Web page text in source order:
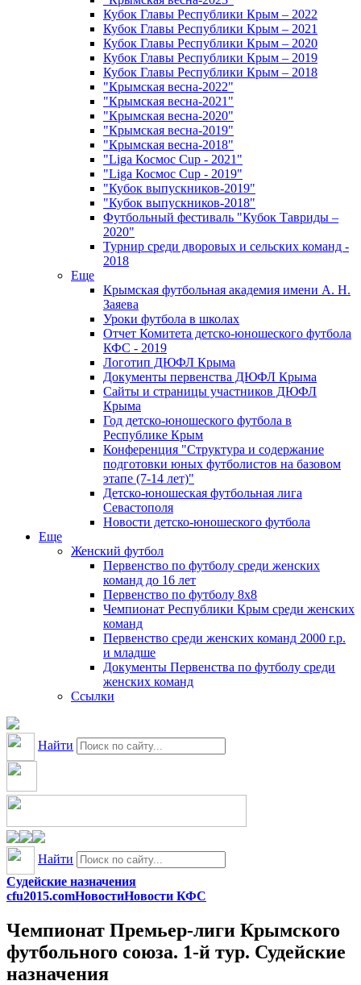
Кубок Главы Республики Крым – 2022
Кубок Главы Республики Крым – 2021
Кубок Главы Республики Крым – 2020
Кубок Главы Республики Крым – 2019
Кубок Главы Республики Крым – 2018
"Крымская весна-2022"
"Крымская весна-2021"
"Крымская весна-2020"
"Крымская весна-2019"
"Крымская весна-2018"
"Liga Космос Cup - 2021"
"Liga Космос Cup - 2019"
"Кубок выпускников-2019"
"Кубок выпускников-2018"
Футбольный фестиваль "Кубок Тавриды –
2020"
Турнир среди дворовых и сельских команд -
2018
Еще
Крымская футбольная академия имени А. Н.
Заяева
Уроки футбола в школах
Отчет Комитета детско-юношеского футбола
КФС - 2019
Логотип ДЮФЛ Крыма
Документы первенства ДЮФЛ Крыма
Сайты и страницы участников ДЮФЛ
Крыма
Год детско-юношеского футбола в
Республике Крым
Конференция "Структура и содержание
подготовки юных футболистов на базовом
этапе (7-14 лет)"
Детско-юношеская футбольная лига
Севастополя
Новости детско-юношеского футбола
Еще
Женский футбол
Первенство по футболу среди женских
команд до 16 лет
Первенство по футболу 8х8
Чемпионат Республики Крым среди женских
команд
Первенство среди женских команд 2000 г.р.
и младше
Документы Первенства по футболу среди
женских команд
Ссылки
Найти
Найти
Судейские назначения
cfu2015.comНовостиНовости КФС
Чемпионат Премьер-лиги Крымского
футбольного союза. 1-й тур. Судейские
назначения